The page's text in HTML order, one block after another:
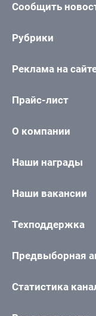
Сообщить
Рубрики
Реклама на
Прайс-лист
О компании
Наши награды
Наши вакансии
Техподдержка
Предвыборная
Статистика